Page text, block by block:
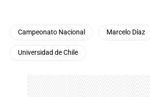
Campeonato Nacional Marcelo Díaz
Universidad de Chile